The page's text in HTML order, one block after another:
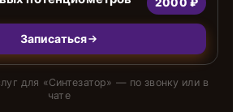
Записаться
для «Синтезатор» — по звонку или в
чате